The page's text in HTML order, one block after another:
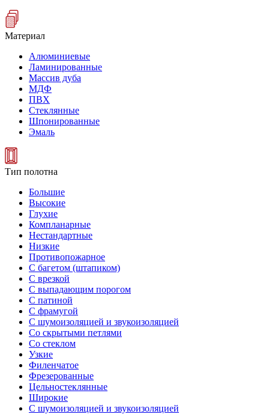
Материал
Алюминиевые
Ламинированные
Массив дуба
МДФ
ПВХ
Стеклянные
Шпонированные
Эмаль
Тип полотна
Большие
Высокие
Глухие
Компланарные
Нестандартные
Низкие
Противопожарное
С багетом (штапиком)
С врезкой
С выпадающим порогом
С патиной
С фрамугой
С шумоизоляцией и звукоизоляцией
Со скрытыми петлями
Со стеклом
Узкие
Филенчатое
Фрезерованные
Цельностеклянные
Широкие
С шумоизоляцией и звукоизоляцией